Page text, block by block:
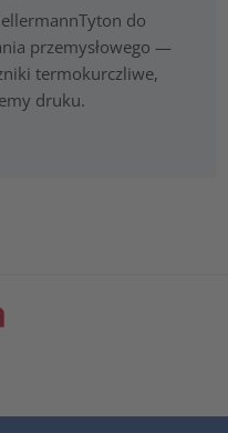
do
przemysłowego —
termokurczliwe,
druku.